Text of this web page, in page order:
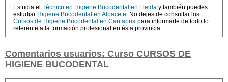
Estudia el Técnico en Higiene Bucodental en Lleida y también puedes
estudiar Higiene Bucodental en Albacete. No dejes de consultar los
Cursos de Higiene Bucodental en Cantabria para informarte de todo lo
referente a la formación profesional en ésta provincia
Comentarios usuarios: Curso CURSOS DE
HIGIENE BUCODENTAL